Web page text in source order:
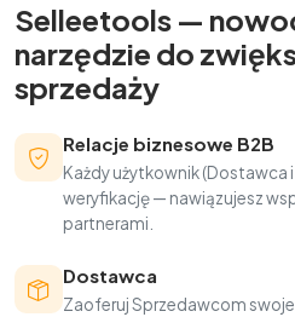
Selleetools —
narzędzie do
sprzedaży
Relacje biznesowe B2B
Każdy użytkownik (Dostawca
weryfikację — nawiązujesz
partnerami.
Dostawca
Zaoferuj Sprzedawcom